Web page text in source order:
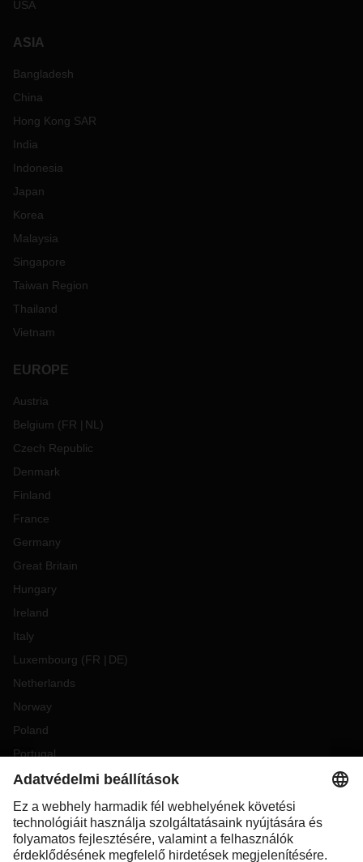
USA
ASIA
Bangladesh
China
Hong Kong SAR
India
Indonesia
Japan
Korea
Malaysia
Singapore
Taiwan Region
Thailand
Vietnam
EUROPE
Austria
Belgium (FR NL )
Czech Republic
Denmark
Finland
France
Germany
Great Britain
Hungary
Ireland
Italy
Luxembourg (FR DE)
Netherlands
Norway
Poland
Portugal
Romania
Slovakia
Spain
Sweden